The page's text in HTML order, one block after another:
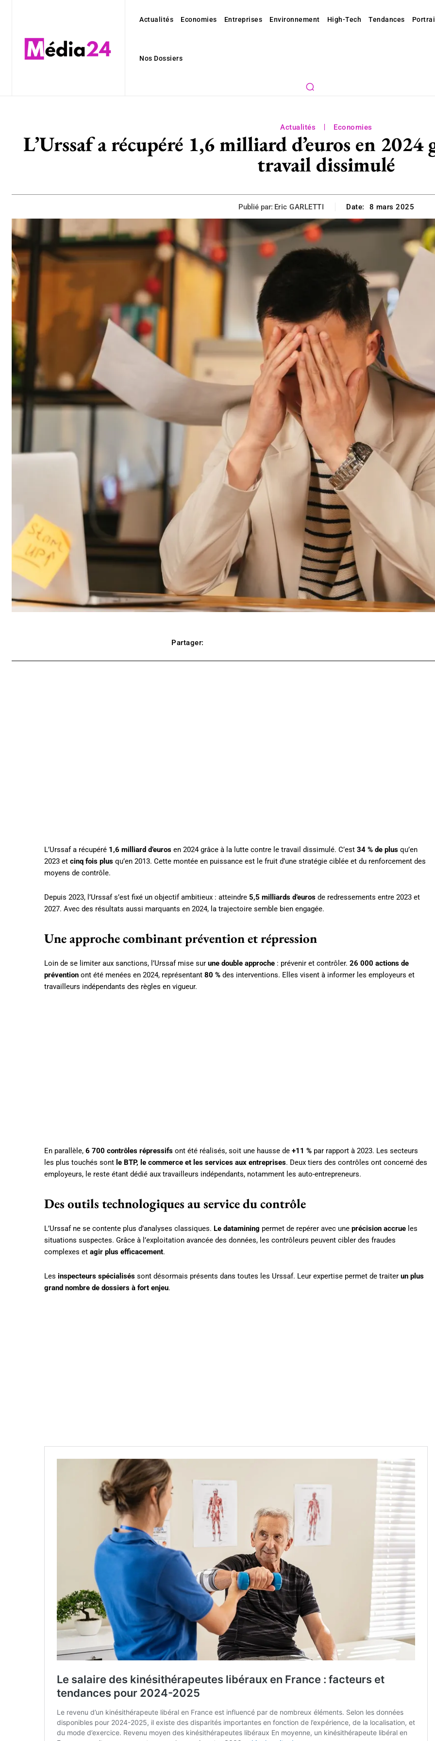
Actualités Economies Entreprises Environnement High-Tech Tendances
Nos Dossiers
Actualités Economies
L’Urssaf a récupéré 1,6 milliard d’euros en
travail dissimulé
Publié par: Eric GARLETTI Date: 8 mars 2025
Partager:
L’Urssaf a récupéré 1,6 milliard d’euros en 2024 grâce à la lutte contre le travail dissimulé. C’est 34 % de plus qu’en
2023 et cinq fois plus qu’en 2013. Cette montée en puissance est le fruit d’une stratégie ciblée et du renforcement des
moyens de contrôle.
Depuis 2023, l’Urssaf s’est fixé un objectif ambitieux : atteindre 5,5 milliards d’euros de redressements entre 2023 et
2027. Avec des résultats aussi marquants en 2024, la trajectoire semble bien engagée.
Une approche combinant prévention et répression
Loin de se limiter aux sanctions, l’Urssaf mise sur une double approche : prévenir et contrôler. 26 000 actions de
prévention ont été menées en 2024, représentant 80 % des interventions. Elles visent à informer les employeurs et
travailleurs indépendants des règles en vigueur.
En parallèle, 6 700 contrôles répressifs ont été réalisés, soit une hausse de +11 % par rapport à 2023. Les secteurs
les plus touchés sont le BTP, le commerce et les services aux entreprises. Deux tiers des contrôles ont concerné des
employeurs, le reste étant dédié aux travailleurs indépendants, notamment les auto-entrepreneurs.
Des outils technologiques au service du contrôle
L’Urssaf ne se contente plus d’analyses classiques. Le datamining permet de repérer avec une précision accrue les
situations suspectes. Grâce à l’exploitation avancée des données, les contrôleurs peuvent cibler des fraudes
complexes et agir plus efficacement.
Les inspecteurs spécialisés sont désormais présents dans toutes les Urssaf. Leur expertise permet de traiter un plus
grand nombre de dossiers à fort enjeu.